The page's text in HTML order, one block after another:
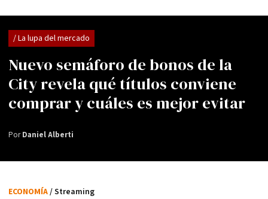
Nuevo semáforo de bonos de la
City revela qué títulos conviene
comprar y cuáles es mejor evitar
/ La lupa del mercado
PorDaniel Alberti
ECONOMÍA/ Streaming